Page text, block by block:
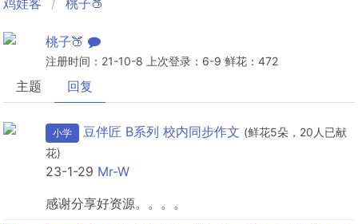
鸡娃客 桃子🍑
桃子🍑
注册时间：21-10-8 上次登录：6-9 鲜花：472
主题 回复
小学 豆伴匠 B系列 校内同步作文 (鲜花5朵，20人已献
花)
23-1-29 Mr-W
感谢分享好资源。。。。